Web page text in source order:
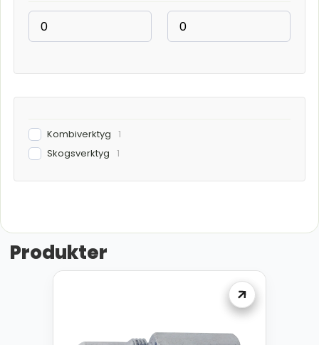
Kombiverktyg 1
Skogsverktyg 1
Produkter